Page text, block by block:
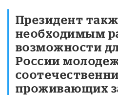
Президент
необходимым
возможности
России
проживающих